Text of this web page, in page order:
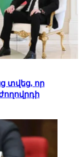
տվեց, որ